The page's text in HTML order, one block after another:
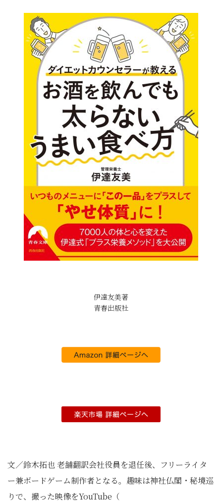
伊達友美著
青春出版社
文／鈴木拓也 老舗翻訳会社役員を退任後、フリーライタ
ー兼ボードゲーム制作者となる。趣味は神社仏閣・秘境巡
りで、撮った映像をYouTube（